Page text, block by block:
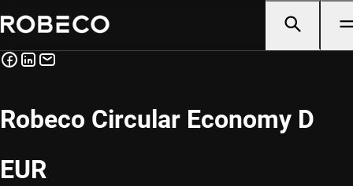
Robeco Circular Economy D
EUR